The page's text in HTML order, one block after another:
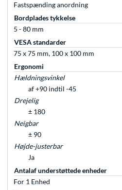
Fastspænding anordning
Bordplades tykkelse
5 - 80 mm
VESA standarder
75 x 75 mm, 100 x 100 mm
Ergonomi
Hældningsvinkel
af +90 indtil -45
Drejelig
± 180
Neigbar
± 90
Højde-justerbar
Ja
Antalaf understøttede enheder
For 1 Enhed